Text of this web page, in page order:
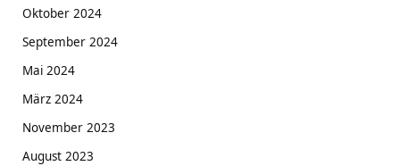
Oktober 2024
September 2024
Mai 2024
März 2024
November 2023
August 2023